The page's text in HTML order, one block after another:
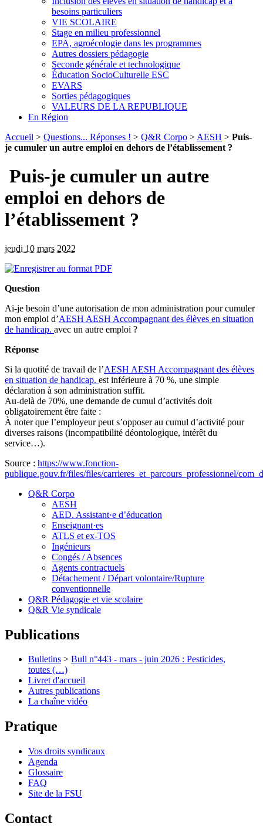
besoins particuliers
VIE SCOLAIRE
Stage en milieu professionnel
EPA, agroécologie dans les programmes
Autres dossiers pédagogie
Seconde générale et technologique
Éducation SocioCulturelle ESC
EVARS
Sorties pédagogiques
VALEURS DE LA REPUBLIQUE
En Région
Accueil > Questions... Réponses ! > Q&R Corpo > AESH > Puis-
je cumuler un autre emploi en dehors de l’établissement ?
Puis-je cumuler un autre
emploi en dehors de
l’établissement ?
jeudi 10 mars 2022
Question
Ai-je besoin d’une autorisation de mon administration pour cumuler
mon emploi d’AESH AESH Accompagnant des élèves en situation
de handicap. avec un autre emploi ?
Réponse
Si la quotité de travail de l’AESH AESH Accompagnant des élèves
en situation de handicap. est inférieure à 70 %, une simple
déclaration à son administration suffit.
Au-delà de 70%, une demande de cumul d’activités doit
obligatoirement être faite :
À noter que l’employeur peut s’opposer au cumul d’activité pour
diverses raisons (incompatibilité déontologique, intérêt du
service…).
Source : https://www.fonction-
publique.gouv.fr/files/files/carrieres_et_parcours_professionnel/
Q&R Corpo
AESH
AED. Assistant·e d’éducation
Enseignant·es
ATLS et ex-TOS
Ingénieurs
Congés / Absences
Agents contractuels
Détachement / Départ volontaire/Rupture
conventionnelle
Q&R Pédagogie et vie scolaire
Q&R Vie syndicale
Publications
Bulletins > Bull n°443 - mars - juin 2026 : Pesticides,
toutes (…)
Livret d'accueil
Autres publications
La chaîne vidéo
Pratique
Vos droits syndicaux
Agenda
Glossaire
FAQ
Site de la FSU
Contact